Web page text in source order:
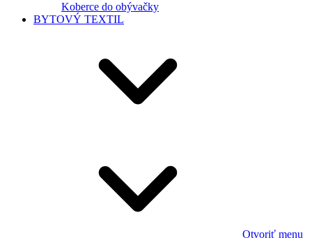
Koberce do obývačky
BYTOVÝ TEXTIL
Otvoriť menu